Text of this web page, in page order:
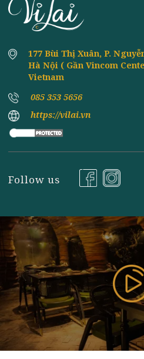
June
HÀNG NGÀY VÀ
June
CÁCH LÀM NEM
VÀ ĐU ĐỦ NGON
177 Bùi Thị Xuân, P.
Hà Nội ( Gần Vincom
Vietnam
085 353 5656